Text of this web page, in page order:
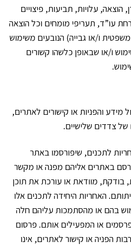
הוצאה, עלויות, תביעות, פיצויים
עו”ד, תעריפי מומחים וכל הוצאה
ו/או גבייה) הנובעים משימוש
ו/או שבאופן כלשהו קשורים
מידע והפניות או קישורים לאתרים,
צדדים שלישיים.
לתכנים, שיפורסמו באתר
באתרים אליהם מפנה או מקשר
מוודאת או עורכת את תוכן
האחריות היחידה לתכנים אלו
בהם או מהסתמכות עליהם חלה
או המפעילים אותם. פרסום
הפניה או קישור לאתרים, אינו